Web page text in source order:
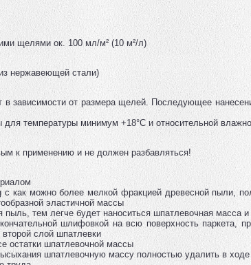
щелями ок. 100 мл/м² (10 м²/л)
нержавеющей стали)
зависимости от размера щелей. Последующее
температуры минимум +18°С и относительной
к применению и не должен разбавляться!
как можно более мелкой фракцией древесной пыли,
эластичной массы
тем легче будет наноситься шпатлевочная масса
шлифовкой на всю поверхность паркета,
слой шпатлевки
остатки шпатлевочной массы
шпатлевочную массу полностью удалить в